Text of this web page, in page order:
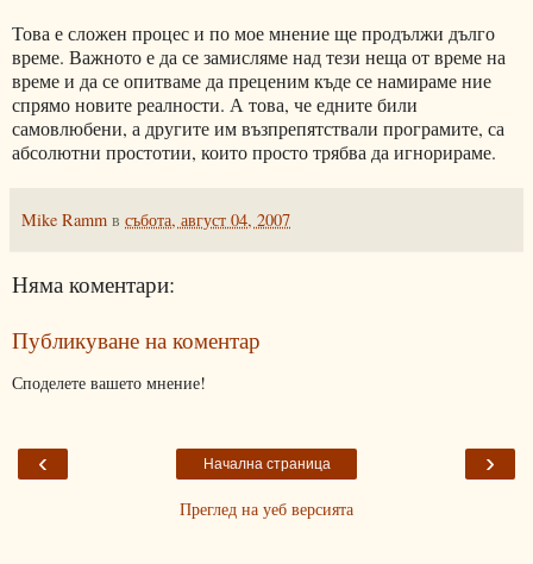
Това е сложен процес и по мое мнение ще продължи дълго
време. Важното е да се замисляме над тези неща от време на
време и да се опитваме да преценим къде се намираме ние
спрямо новите реалности. А това, че едните били
самовлюбени, а другите им възпрепятствали програмите, са
абсолютни простотии, които просто трябва да игнорираме.
Mike Ramm в събота, август 04, 2007
Няма коментари:
Публикуване на коментар
Споделете вашето мнение!
‹ ›
Начална страница
Преглед на уеб версията